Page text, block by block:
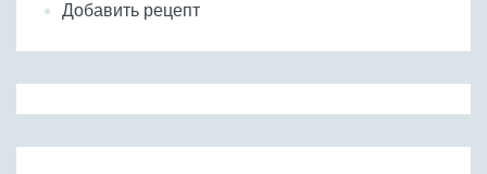
Добавить рецепт